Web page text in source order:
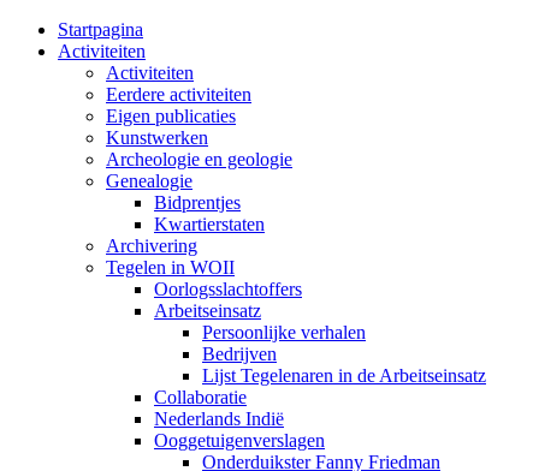
Startpagina
Activiteiten
Activiteiten
Eerdere activiteiten
Eigen publicaties
Kunstwerken
Archeologie en geologie
Genealogie
Bidprentjes
Kwartierstaten
Archivering
Tegelen in WOII
Oorlogsslachtoffers
Arbeitseinsatz
Persoonlijke verhalen
Bedrijven
Lijst Tegelenaren in de Arbeitseinsatz
Collaboratie
Nederlands Indië
Ooggetuigenverslagen
Onderduikster Fanny Friedman